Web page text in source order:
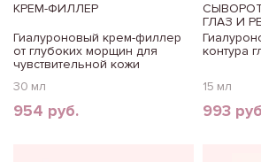
КРЕМ-ФИЛЛЕР
Гиалуроновый крем-филлер
от глубоких морщин для
чувствительной кожи
30 мл
954 руб.
ГЛАЗ И
контура
15 мл
993